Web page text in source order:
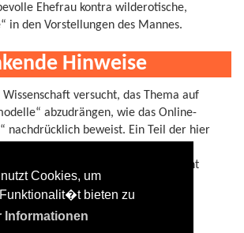
Cookies, um
bieten zu
Informationen
Ehefrau kontra wilderotische,
in den Vorstellungen des Mannes.
Hinweise
versucht, das Thema auf
abzudrängen, wie das Online-
nachdrücklich beweist. Ein Teil der hier
zum Thema wissenschaftlich nicht
werden – er entstammt dem
Autoren.